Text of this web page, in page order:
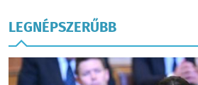
LEGNÉPSZERŰBB